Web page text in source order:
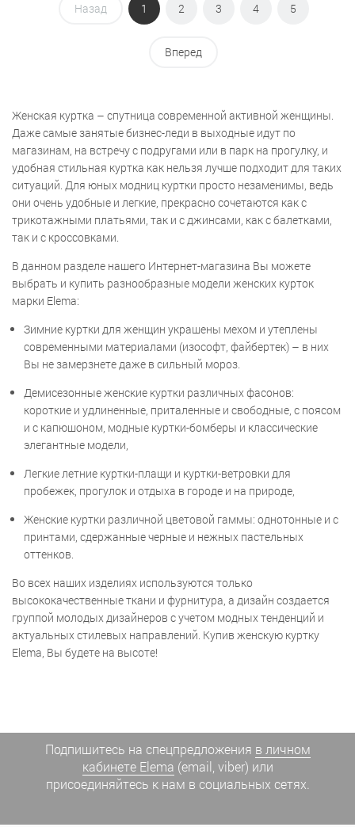
Назад 1 2 3 4 5
Вперед
Женская куртка – спутница современной активной женщины.
Даже самые занятые бизнес-леди в выходные идут по
магазинам, на встречу с подругами или в парк на прогулку, и
удобная стильная куртка как нельзя лучше подходит для таких
ситуаций. Для юных модниц куртки просто незаменимы, ведь
они очень удобные и легкие, прекрасно сочетаются как с
трикотажными платьями, так и с джинсами, как с балетками,
так и с кроссовками.
В данном разделе нашего Интернет-магазина Вы можете
выбрать и купить разнообразные модели женских курток
марки Elema:
Зимние куртки для женщин украшены мехом и утеплены
современными материалами (изософт, файбертек) – в них
Вы не замерзнете даже в сильный мороз.
Демисезонные женские куртки различных фасонов:
короткие и удлиненные, приталенные и свободные, с поясом
и с капюшоном, модные куртки-бомберы и классические
элегантные модели,
Легкие летние куртки-плащи и куртки-ветровки для
пробежек, прогулок и отдыха в городе и на природе,
Женские куртки различной цветовой гаммы: однотонные и с
принтами, сдержанные черные и нежных пастельных
оттенков.
Во всех наших изделиях используются только
высококачественные ткани и фурнитура, а дизайн создается
группой молодых дизайнеров с учетом модных тенденций и
актуальных стилевых направлений. Купив женскую куртку
Elema, Вы будете на высоте!
Подпишитесь на спецпредложения в личном
кабинете Elema (email, viber) или
присоединяйтесь к нам в социальных сетях.